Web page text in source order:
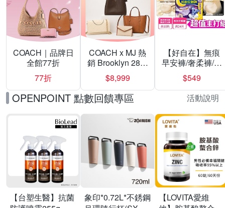
COACH｜品牌日
全館77折
77折
COACH x MJ 熱
銷 Brooklyn 28／
兩用／斜背包均
一價-多款可選
$8,999
【好自在】無痕
早安褲/奢柔褲/熊
抱安睡褲 超值組
任選一組 -生理
褲/衛生棉褲(無痕
褲18片、安睡褲
24片)
$549
OPENPOINT 點數回饋專區 活動說明
【台塑生醫】抗菌
象印*0.72L*不銹鋼
【LOVITA愛維